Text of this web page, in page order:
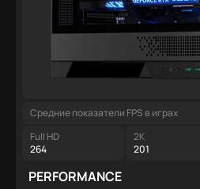
Средние показатели FPS в играх
Full HD
264
2K
201
PERFORMANCE